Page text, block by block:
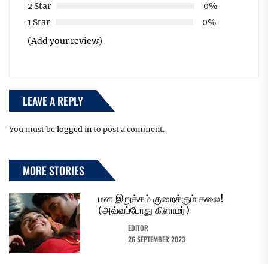
2 Star
0%
1 Star
0%
(Add your review)
LEAVE A REPLY
You must be logged in to post a comment.
MORE STORIES
மன இறுக்கம் குறைக்கும் கலை!
(அவ்வப்போது கிளாமர்)
EDITOR
26 SEPTEMBER 2023